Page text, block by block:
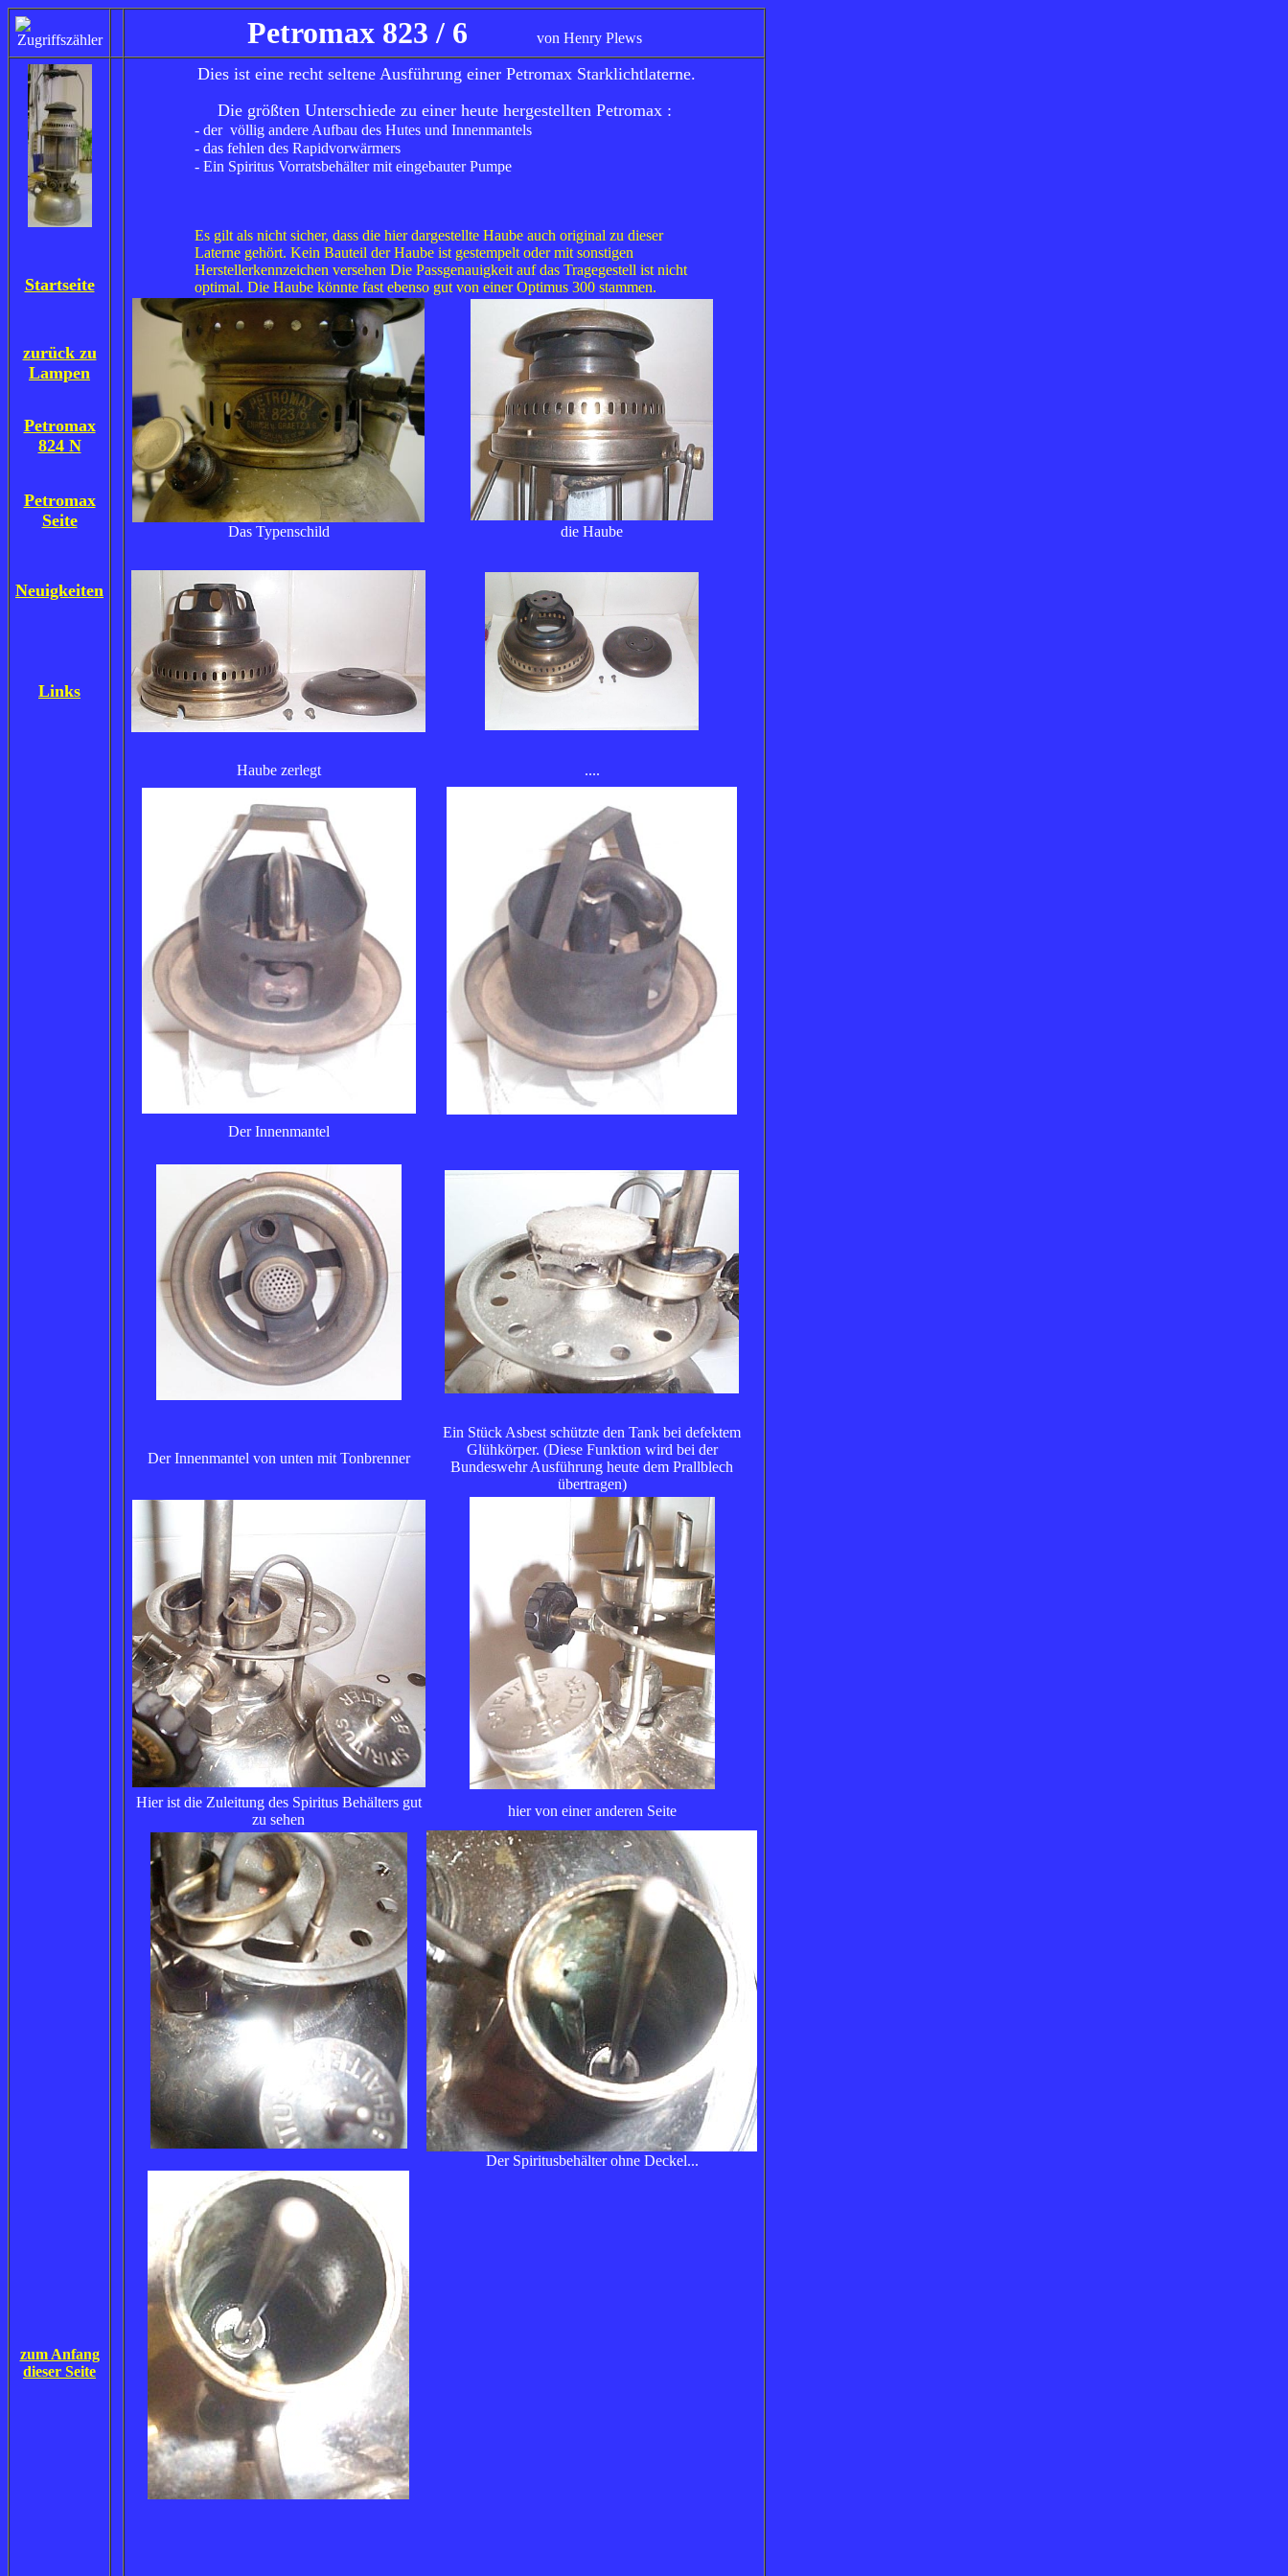
Petromax 823 / 6 von Henry Plews
Startseite
zurück zu
Lampen
Petromax
824 N
Petromax
Seite
Neuigkeiten
Links
zum Anfang
dieser Seite
Dies ist eine recht seltene Ausführung einer Petromax Starklichtlaterne.
Die größten Unterschiede zu einer heute hergestellten Petromax :
- der völlig andere Aufbau des Hutes und Innenmantels
- das fehlen des Rapidvorwärmers
- Ein Spiritus Vorratsbehälter mit eingebauter Pumpe
Es gilt als nicht sicher, dass die hier dargestellte Haube auch original zu dieser
Laterne gehört. Kein Bauteil der Haube ist gestempelt oder mit sonstigen
Herstellerkennzeichen versehen Die Passgenauigkeit auf das Tragegestell ist nicht
optimal. Die Haube könnte fast ebenso gut von einer Optimus 300 stammen.
Das Typenschild die Haube
Haube zerlegt ....
Der Innenmantel
Der Innenmantel von unten mit Tonbrenner
Ein Stück Asbest schützte den Tank bei defektem
Glühkörper. (Diese Funktion wird bei der
Bundeswehr Ausführung heute dem Prallblech
übertragen)
Hier ist die Zuleitung des Spiritus Behälters gut
zu sehen
hier von einer anderen Seite
Der Spiritusbehälter ohne Deckel...